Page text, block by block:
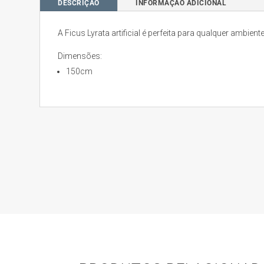
DESCRIÇÃO INFORMAÇÃO ADICIONAL
A Ficus Lyrata artificial é perfeita para qualquer
Dimensões:
150cm